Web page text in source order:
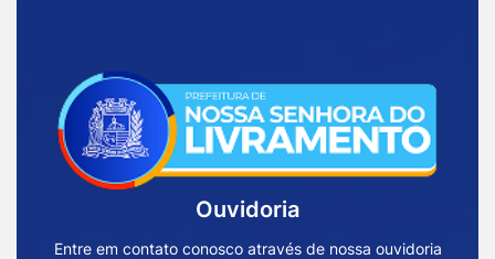
Acessar
Página
Inicial
de
Ouvidoria
Entre em contato conosco através de nossa ouvidoria